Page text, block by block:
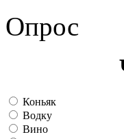
Опрос
Коньяк
Водку
Вино